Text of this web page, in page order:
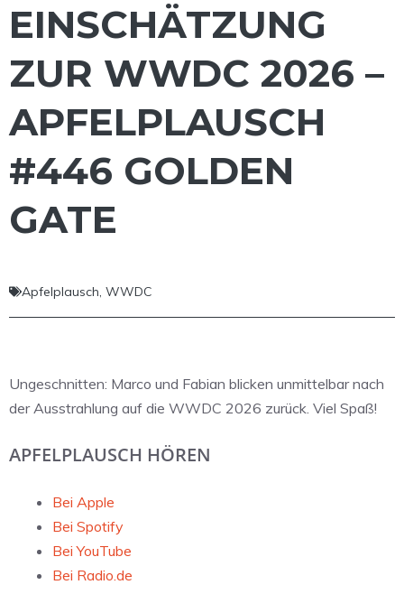
EINSCHÄTZUNG
ZUR WWDC 2026 –
APFELPLAUSCH
#446 GOLDEN
GATE
Apfelplausch, WWDC
Ungeschnitten: Marco und Fabian blicken unmittelbar nach
der Ausstrahlung auf die WWDC 2026 zurück. Viel Spaß!
APFELPLAUSCH HÖREN
Bei Apple
Bei Spotify
Bei YouTube
Bei Radio.de